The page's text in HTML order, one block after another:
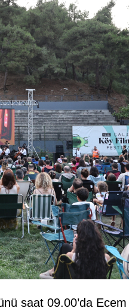
saat 09.00’da Ecem